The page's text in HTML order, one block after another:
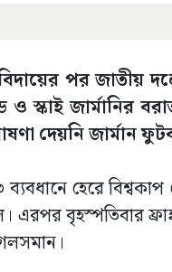
পর জাতীয়
ও স্কাই জার্মানির
দেয়নি জার্মান
হেরে বিশ্বকাপ
বৃহস্পতিবার